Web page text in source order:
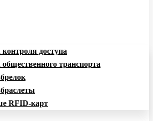
доступа
транспорта
RFID-карт